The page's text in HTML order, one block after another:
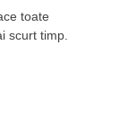
toate
scurt timp.